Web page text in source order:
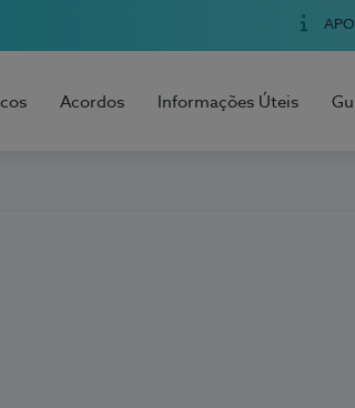
Acordos Informações Úteis